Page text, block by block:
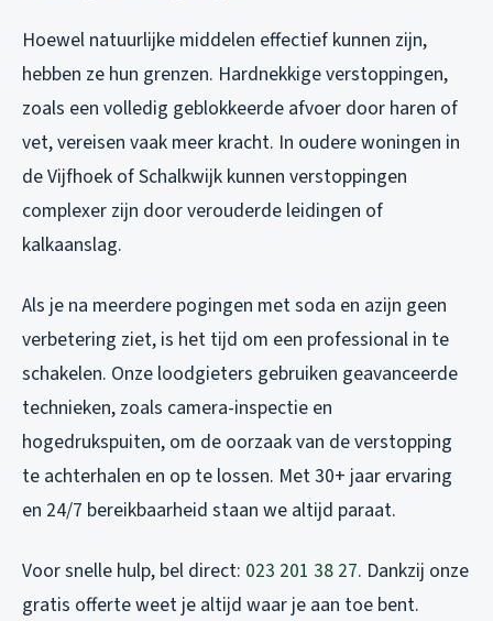
Hoewel natuurlijke middelen effectief kunnen zijn,
hebben ze hun grenzen. Hardnekkige verstoppingen,
zoals een volledig geblokkeerde afvoer door haren of
vet, vereisen vaak meer kracht. In oudere woningen in
de Vijfhoek of Schalkwijk kunnen verstoppingen
complexer zijn door verouderde leidingen of
kalkaanslag.
Als je na meerdere pogingen met soda en azijn geen
verbetering ziet, is het tijd om een professional in te
schakelen. Onze loodgieters gebruiken geavanceerde
technieken, zoals camera-inspectie en
hogedrukspuiten, om de oorzaak van de verstopping
te achterhalen en op te lossen. Met 30+ jaar ervaring
en 24/7 bereikbaarheid staan we altijd paraat.
Voor snelle hulp, bel direct: 023 201 38 27. Dankzij onze
gratis offerte weet je altijd waar je aan toe bent.